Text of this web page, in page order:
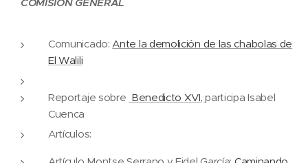
Comunicado:Ante la demolición de las chabolas de
El Walili
Reportaje sobre Benedicto XVI,participa Isabel
Cuenca
Artículos: